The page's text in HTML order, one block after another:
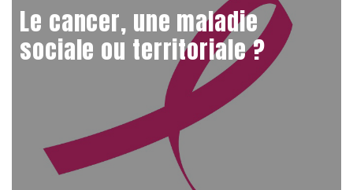
Le cancer, une maladie
sociale ou territoriale ?